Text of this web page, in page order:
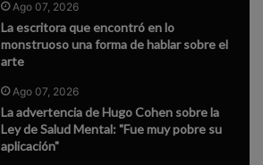
Ago 07, 2026
La escritora que encontró en lo
monstruoso una forma de hablar sobre el
arte
Ago 07, 2026
La advertencia de Hugo Cohen sobre la
Ley de Salud Mental: "Fue muy pobre su
aplicación"